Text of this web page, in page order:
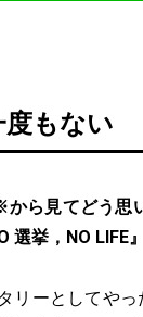
もない
ら見てどう思
挙，NO LIFE
リーとしてや